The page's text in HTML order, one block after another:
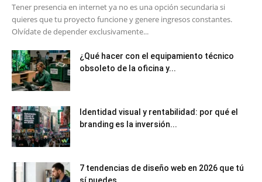
​Tener presencia en internet ya no es una opción secundaria si
quieres que tu proyecto funcione y genere ingresos constantes.
Olvídate de depender exclusivamente...
¿Qué hacer con el equipamiento técnico
obsoleto de la oficina y...
Identidad visual y rentabilidad: por qué el
branding es la inversión...
7 tendencias de diseño web en 2026 que tú